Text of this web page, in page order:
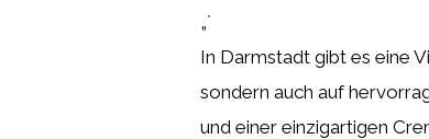
„`
In Darmstadt gibt es eine
sondern auch auf
und einer einzigartigen